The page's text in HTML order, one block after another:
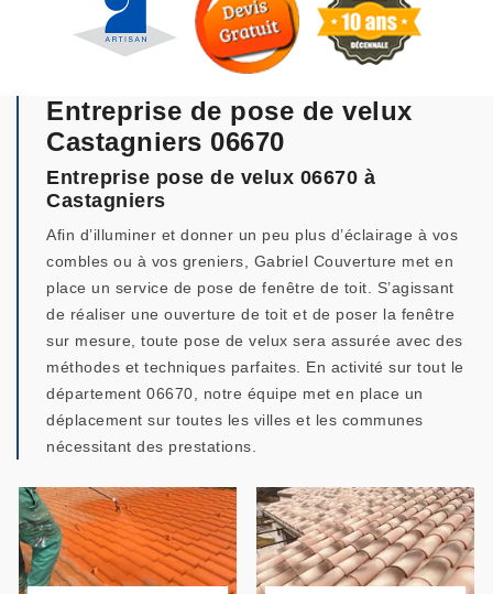
Entreprise de pose de velux
Castagniers 06670
Entreprise pose de velux 06670 à
Castagniers
Afin d’illuminer et donner un peu plus d’éclairage à vos
combles ou à vos greniers, Gabriel Couverture met en
place un service de pose de fenêtre de toit. S’agissant
de réaliser une ouverture de toit et de poser la fenêtre
sur mesure, toute pose de velux sera assurée avec des
méthodes et techniques parfaites. En activité sur tout le
département 06670, notre équipe met en place un
déplacement sur toutes les villes et les communes
nécessitant des prestations.